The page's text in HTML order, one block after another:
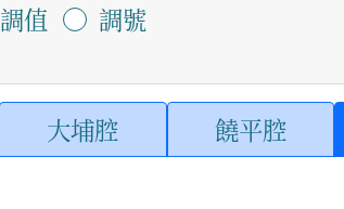
調值 調號
大埔腔 饒平腔